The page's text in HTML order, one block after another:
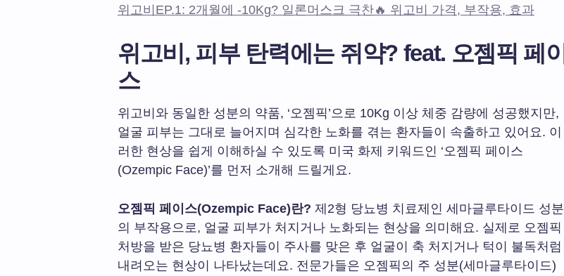
위고비EP.1: 2개월에 -10Kg? 일론머스크 극찬🔥 위고비 가격, 부작용, 효과
위고비, 피부 탄력에는 쥐약? feat. 오젬픽 페이
스
위고비와 동일한 성분의 약품, ‘오젬픽’으로 10Kg 이상 체중 감량에 성공했지만,
얼굴 피부는 그대로 늘어지며 심각한 노화를 겪는 환자들이 속출하고 있어요. 이
러한 현상을 쉽게 이해하실 수 있도록 미국 화제 키워드인 ‘오젬픽 페이스
(Ozempic Face)’를 먼저 소개해 드릴게요.
오젬픽 페이스(Ozempic Face)란? 제2형 당뇨병 치료제인 세마글루타이드 성분
의 부작용으로, 얼굴 피부가 처지거나 노화되는 현상을 의미해요. 실제로 오젬픽
처방을 받은 당뇨병 환자들이 주사를 맞은 후 얼굴이 축 처지거나 턱이 불독처럼
내려오는 현상이 나타났는데요. 전문가들은 오젬픽의 주 성분(세마글루타이드)